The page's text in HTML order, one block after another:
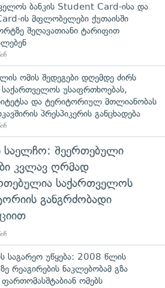
ბანკის Student Card-ისა და
ის მფლობელები ქუთაისში
შეღავათიანი ტარიფით
ომის შედეგები დღემდე ძირს
უსაფრთხოებას,
და ტერიტორიულ მთლიანობას
პრესპიკერის განცხადება
საელჩო: შეერთებული
კვლავ ღრმად
საქართველოს
განგრძობადი
საგარეო უწყება: 2008 წლის
რეაგირების ნაკლებობამ გზა
ფართომასშტაბიან ომებს